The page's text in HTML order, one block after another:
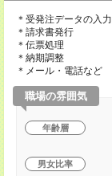
＊受発注データの入力
＊請求書発行
＊伝票処理
＊納期調整
＊メール・電話など
職場の雰囲気
年齢層
男女比率